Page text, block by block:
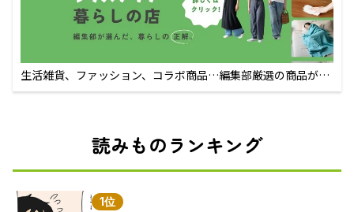
生活雑貨、ファッション、コラボ商品…編集部厳選の商品が買
えるECサイト
読みものランキング
1位